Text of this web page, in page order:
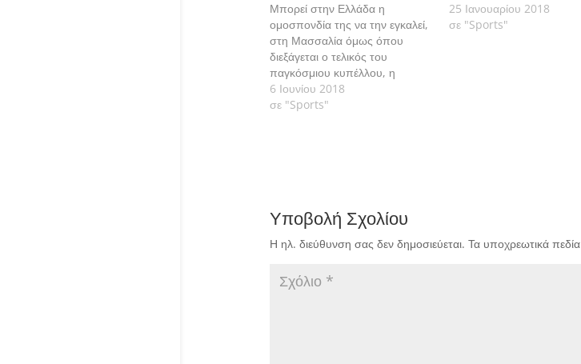
Μπορεί στην Ελλάδα η
ομοσπονδία της να την εγκαλεί,
στη Μασσαλία όμως όπου
διεξάγεται ο τελικός του
παγκόσμιου κυπέλλου, η
Βασιλεία Καραχάλιου
επανέκαμψε και δείχνει έτοιμη να
6 Ιουνίου 2018
σε "Sports"
25 Ιανουαρίου 2018
σε "Sports"
Υποβολή Σχολίου
Η ηλ. διεύθυνση σας δεν δημοσιεύεται. Τα υποχρεωτικά